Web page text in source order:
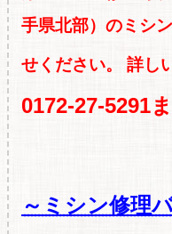
手県北部）のミシ
せください。 詳し
0172-27-5291
～ミシン修理